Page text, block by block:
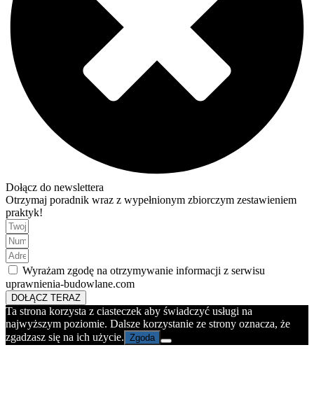
Dołącz do newslettera
Otrzymaj poradnik wraz z wypełnionym zbiorczym zestawieniem
praktyk!
Wyrażam zgodę na otrzymywanie informacji z serwisu
uprawnienia-budowlane.com
DOŁĄCZ TERAZ
Ta strona korzysta z ciasteczek aby świadczyć usługi na
najwyższym poziomie. Dalsze korzystanie ze strony oznacza, że
zgadzasz się na ich użycie. Zgoda